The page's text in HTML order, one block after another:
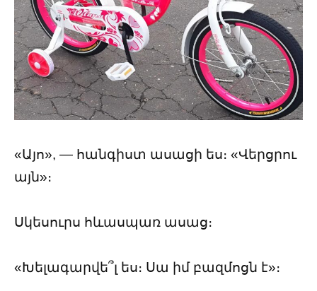
«Այո», — հանգիստ ասացի ես։ «Վերցրու
այն»։
Սկեսուրս հևասպառ ասաց։
«Խելագարվե՞լ ես։ Սա իմ բազմոցն է»։